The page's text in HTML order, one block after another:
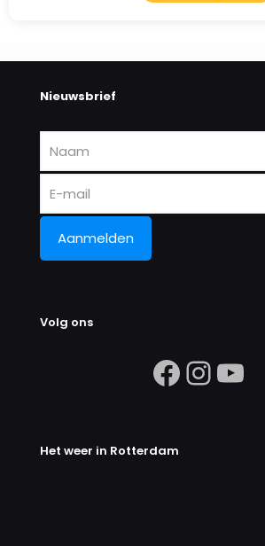
Nieuwsbrief
Volg ons
https://
Het weer in Rotterdam